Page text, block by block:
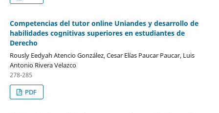
Competencias del tutor online Uniandes y desarrollo de
habilidades cognitivas superiores en estudiantes de
Derecho
Rously Eedyah Atencio González, Cesar Elías Paucar Paucar, Luis
Antonio Rivera Velazco
278-285
PDF